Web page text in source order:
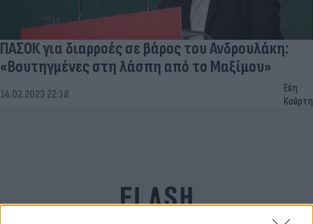
ΠΑΣΟΚ για διαρροές σε βάρος του Ανδρουλάκη:
«Βουτηγμένες στη λάσπη από το Μαξίμου»
14.02.2023 22:18
Εύη
Κούρτη